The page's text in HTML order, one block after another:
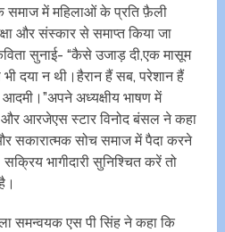
समाज में महिलाओं के प्रति फ़ैली
और संस्कार से समाप्त किया जा
सुनाई- “कैसे उजाड़ दी,एक मासूम
दया न थी।हैरान हैं सब, परेशान हैं
आदमी।”अपने अध्यक्षीय भाषण में
और आरजेएस स्टार विनोद बंसल ने कहा
सकारात्मक सोच समाज में पैदा करने
भागीदारी सुनिश्चित करें तो
समन्वयक एस पी सिंह ने कहा कि